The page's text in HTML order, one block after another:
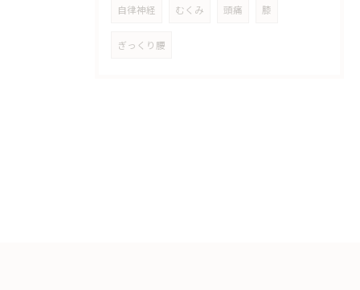
自律神経 むくみ 頭痛 膝
ぎっくり腰